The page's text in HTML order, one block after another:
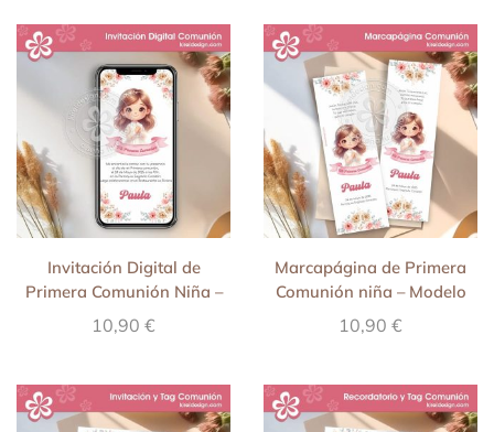
Invitación Digital de
Primera Comunión Niña –
Modelo Azami
10,90 €
Marcapágina de Primera
Comunión niña – Modelo
Azami
10,90 €